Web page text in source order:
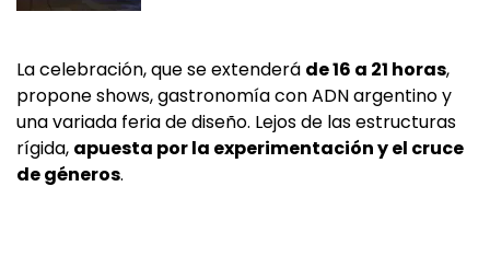
La celebración, que se extenderá de 16 a 21 horas,
propone shows, gastronomía con ADN argentino y
una variada feria de diseño. Lejos de las estructuras
rígida, apuesta por la experimentación y el cruce
de géneros.